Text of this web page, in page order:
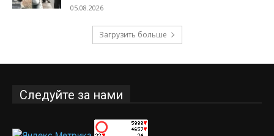
05.08.2026
Загрузить больше
Следуйте за нами